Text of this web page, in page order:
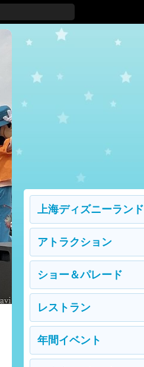
上海ディズニーランド
アトラクション
ショー＆パレード
レストラン
年間イベント